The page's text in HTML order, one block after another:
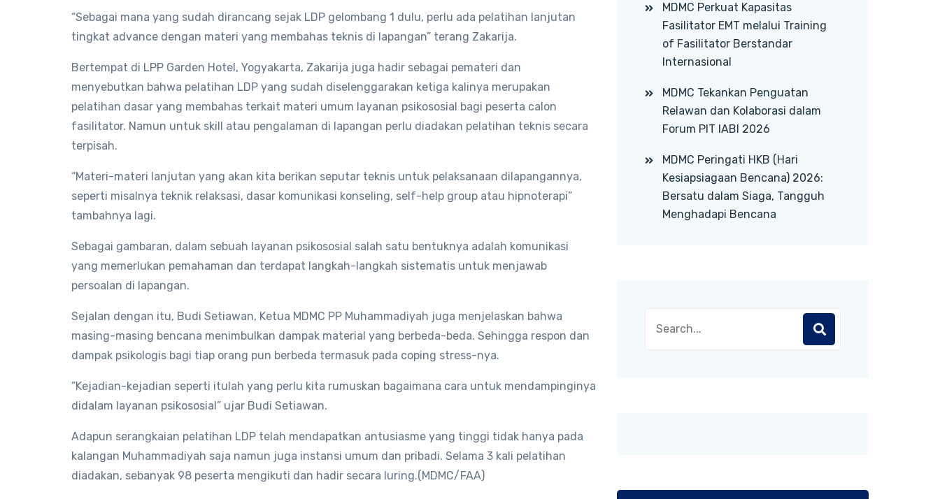
“Sebagai mana yang sudah dirancang sejak LDP gelombang 1 dulu, perlu ada pelatihan lanjutan
tingkat advance dengan materi yang membahas teknis di lapangan” terang Zakarija.
Bertempat di LPP Garden Hotel, Yogyakarta, Zakarija juga hadir sebagai pemateri dan
menyebutkan bahwa pelatihan LDP yang sudah diselenggarakan ketiga kalinya merupakan
pelatihan dasar yang membahas terkait materi umum layanan psikososial bagi peserta calon
fasilitator. Namun untuk skill atau pengalaman di lapangan perlu diadakan pelatihan teknis secara
terpisah.
“Materi-materi lanjutan yang akan kita berikan seputar teknis untuk pelaksanaan dilapangannya,
seperti misalnya teknik relaksasi, dasar komunikasi konseling, self-help group atau hipnoterapi”
tambahnya lagi.
Sebagai gambaran, dalam sebuah layanan psikososial salah satu bentuknya adalah komunikasi
yang memerlukan pemahaman dan terdapat langkah-langkah sistematis untuk menjawab
persoalan di lapangan.
Sejalan dengan itu, Budi Setiawan, Ketua MDMC PP Muhammadiyah juga menjelaskan bahwa
masing-masing bencana menimbulkan dampak material yang berbeda-beda. Sehingga respon dan
dampak psikologis bagi tiap orang pun berbeda termasuk pada coping stress-nya.
”Kejadian-kejadian seperti itulah yang perlu kita rumuskan bagaimana cara untuk mendampinginya
didalam layanan psikososial” ujar Budi Setiawan.
Adapun serangkaian pelatihan LDP telah mendapatkan antusiasme yang tinggi tidak hanya pada
kalangan Muhammadiyah saja namun juga instansi umum dan pribadi. Selama 3 kali pelatihan
diadakan, sebanyak 98 peserta mengikuti dan hadir secara luring.(MDMC/FAA)
MDMC Perkuat Kapasitas
Fasilitator EMT melalui Training
of Fasilitator Berstandar
Internasional
MDMC Tekankan Penguatan
Relawan dan Kolaborasi dalam
Forum PIT IABI 2026
MDMC Peringati HKB (Hari
Kesiapsiagaan Bencana) 2026:
Bersatu dalam Siaga, Tangguh
Menghadapi Bencana